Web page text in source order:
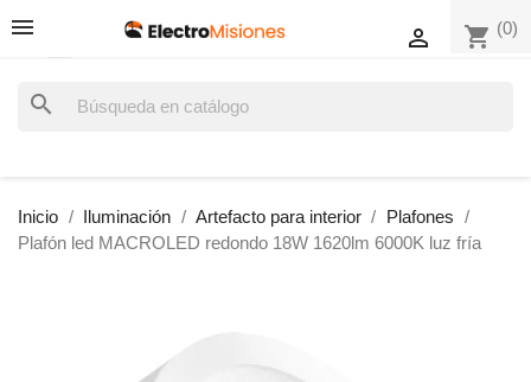
shopping_cart (0)

search
Inicio Iluminación Artefacto para interior
Plafones
Plafón led MACROLED redondo 18W 1620lm 6000K luz fría